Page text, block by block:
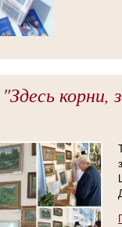
"Здесь корни,